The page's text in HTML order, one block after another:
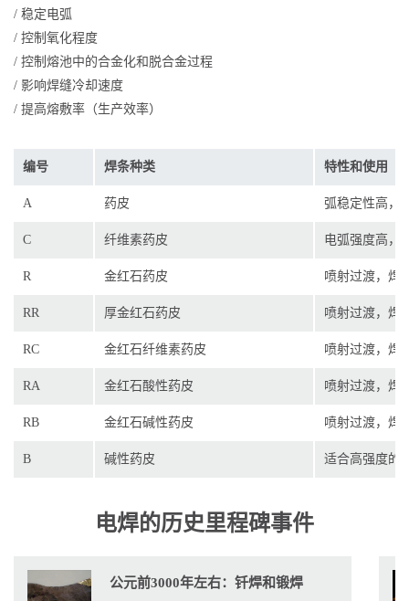
/ 稳定电弧
/ 控制氧化程度
/ 控制熔池中的合金化和脱合金过程
/ 影响焊缝冷却速度
/ 提高熔敷率（生产效率）
编号 焊条种类 特性和使用
A 药皮 弧稳定性高，
C 纤维素药皮 电弧强度高，
R 金红石药皮 喷射过渡，焊
RR 厚金红石药皮 喷射过渡，焊
RC 金红石纤维素药皮 喷射过渡，焊
RA 金红石酸性药皮 喷射过渡，焊
RB 金红石碱性药皮 喷射过渡，焊
B 碱性药皮 适合高强度的
电焊的历史里程碑事件
公元前3000年左右：钎焊和锻焊